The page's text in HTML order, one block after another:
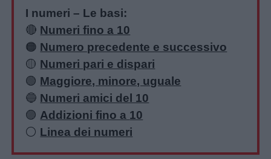
I numeri – Le basi:
🔴 Numeri fino a 10
🟠 Numero precedente e successivo
🟡 Numeri pari e dispari
🟢 Maggiore, minore, uguale
🔵 Numeri amici del 10
🟣 Addizioni fino a 10
⚪️ Linea dei numeri